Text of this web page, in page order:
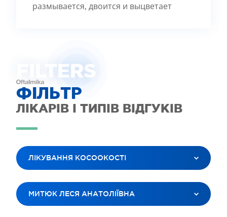
размывается, двоится и выцветает
FILTERS
ФІЛЬТР
ЛІКАРІВ І ТИПІВ ВІДГУКІВ
ЛІКУВАННЯ КОСООКОСТІ
ВСІ ПОСЛУГИ
ЛАЗЕРНА КОРЕКЦІЯ ЗОРУ
МИТЮК ЛЕСЯ АНАТОЛІЇВНА